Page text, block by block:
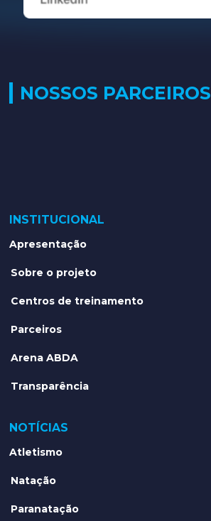
NOSSOS PARCEIROS
INSTITUCIONAL
Apresentação
Sobre o projeto
Centros de treinamento
Parceiros
Arena ABDA
Transparência
NOTÍCIAS
Atletismo
Natação
Paranatação